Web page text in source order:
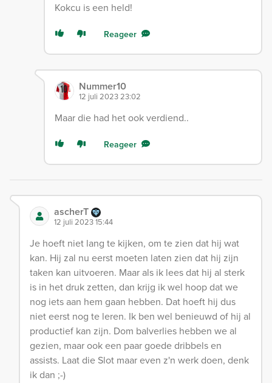
Kokcu is een held!
Reageer
Nummer10
12 juli 2023 23:02
Maar die had het ook verdiend..
Reageer
ascherT
12 juli 2023 15:44
Je hoeft niet lang te kijken, om te zien dat hij wat
kan. Hij zal nu eerst moeten laten zien dat hij zijn
taken kan uitvoeren. Maar als ik lees dat hij al sterk
is in het druk zetten, dan krijg ik wel hoop dat we
nog iets aan hem gaan hebben. Dat hoeft hij dus
niet eerst nog te leren. Ik ben wel benieuwd of hij al
productief kan zijn. Dom balverlies hebben we al
gezien, maar ook een paar goede dribbels en
assists. Laat die Slot maar even z'n werk doen, denk
ik dan ;-)